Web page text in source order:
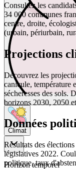
Climat
Horizon temporel
Consultez les
34 000 communes
centre, droite,
(urbain, périurbain,
Projections
Découvrez les
canicule, température
sécheresses des sols.
horizons 2030, 2050
Données
Résultats des
législatives 2022.
politique, taux